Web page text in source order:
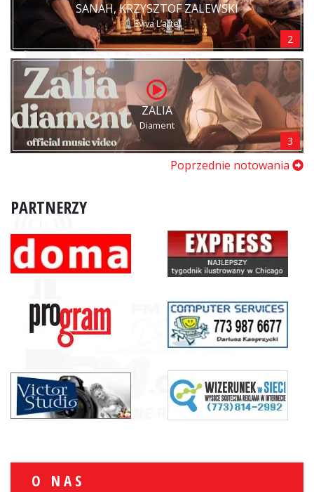
SANAH, KRZYSZTOF ZALEWSKI
Eviva L’arte!
2
ZALIA
Diament
3
Poprzednie notowania
PARTNERZY
O NAS